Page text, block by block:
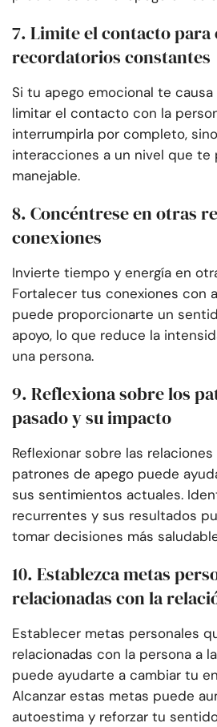
7. Limite el contacto
recordatorios constantes
Si tu apego emocional te
limitar el contacto con la
interrumpirla por completo,
interacciones a un nivel que te
manejable.
8. Concéntrese en otras
conexiones
Invierte tiempo y energía en
Fortalecer tus conexiones con
puede proporcionarte un
apoyo, lo que reduce la
una persona.
9. Reflexiona sobre los
pasado y su impacto
Reflexionar sobre las
patrones de apego puede
sus sentimientos actuales.
recurrentes y sus resultados
tomar decisiones más
10. Establezca metas
relacionadas con la
Establecer metas personales
relacionadas con la persona a
puede ayudarte a cambiar tu
Alcanzar estas metas puede
autoestima y reforzar tu